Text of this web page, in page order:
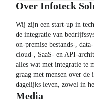
Over Infoteck
Wij zijn een start-up in
de integratie van
on-premise bestands-,
cloud-, SaaS- en API-
alles wat met integratie te
graag met mensen over
dagelijks leven, zowel in
Media